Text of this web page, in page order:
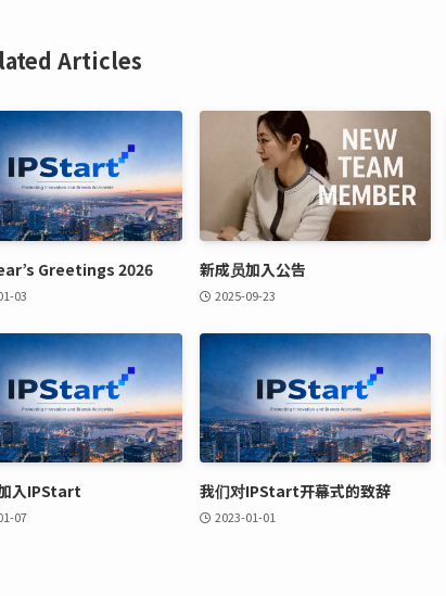
Articles
Greetings 2026
03
新成员加入公告
2025-09-23
入IPStart
07
我们对IPStart开幕式的致辞
2023-01-01